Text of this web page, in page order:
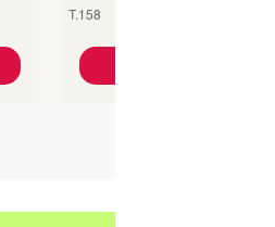
T.158